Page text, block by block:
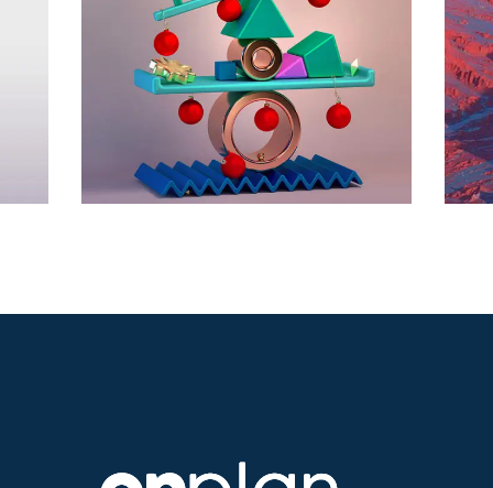
Poetry of Peace
Formed Into the
Paintings
Animation